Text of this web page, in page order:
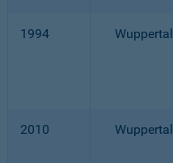
1994 Wuppertal
2010 Wuppertal